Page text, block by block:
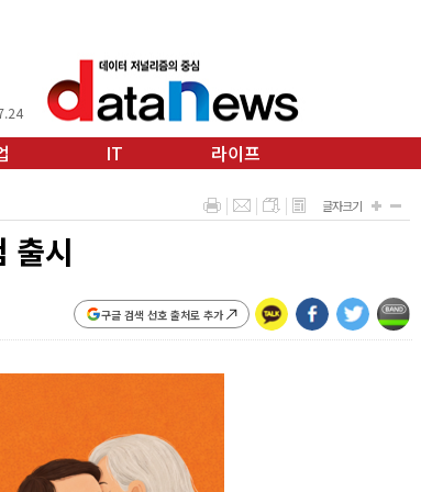
IT 라이프
출시
구글 검색 선호 출처로 추가
글자크기